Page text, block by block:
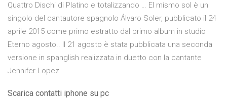
Quattro Dischi di Platino e totalizzando … El mismo sol è un
singolo del cantautore spagnolo Álvaro Soler, pubblicato il 24
aprile 2015 come primo estratto dal primo album in studio
Eterno agosto.. Il 21 agosto è stata pubblicata una seconda
versione in spanglish realizzata in duetto con la cantante
Jennifer Lopez
Scarica contatti iphone su pc